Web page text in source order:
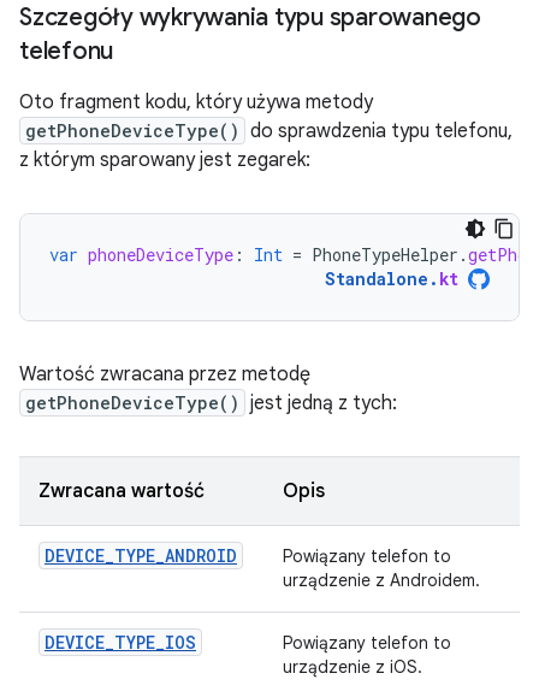
Szczegóły wykrywania typu sparowanego
telefonu
Oto fragment kodu, który używa metody
getPhoneDeviceType() do sprawdzenia typu telefonu,
z którym sparowany jest zegarek:
var phoneDeviceType : Int = PhoneTypeHelper .
Standalone . kt
Wartość zwracana przez metodę
getPhoneDeviceType() jest jedną z tych:
Zwracana wartość Opis
DEVICE_TYPE_ANDROID
Powiązany telefon to
urządzenie z Androidem.
DEVICE_TYPE_IOS
Powiązany telefon to
urządzenie z iOS.